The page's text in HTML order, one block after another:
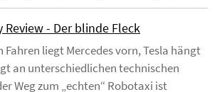
Review - Der blinde Fleck
liegt Mercedes vorn, Tesla hängt
an unterschiedlichen technischen
Weg zum „echten“ Robotaxi ist